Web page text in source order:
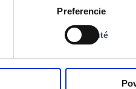
Preferencie
Vypnuté
Stav:
Vypnuté